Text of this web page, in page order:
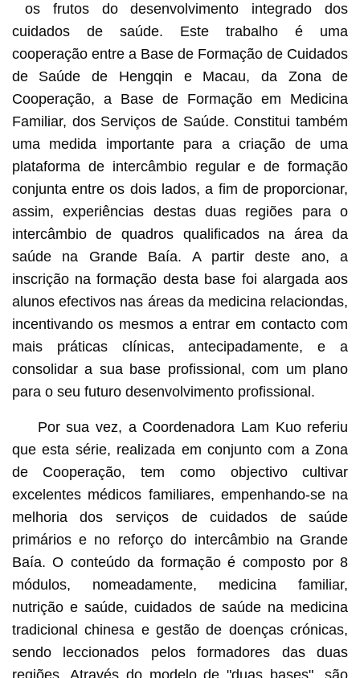
os frutos do desenvolvimento integrado dos
cuidados de saúde. Este trabalho é uma
cooperação entre a Base de Formação de Cuidados
de Saúde de Hengqin e Macau, da Zona de
Cooperação, a Base de Formação em Medicina
Familiar, dos Serviços de Saúde. Constitui também
uma medida importante para a criação de uma
plataforma de intercâmbio regular e de formação
conjunta entre os dois lados, a fim de proporcionar,
assim, experiências destas duas regiões para o
intercâmbio de quadros qualificados na área da
saúde na Grande Baía. A partir deste ano, a
inscrição na formação desta base foi alargada aos
alunos efectivos nas áreas da medicina relaciondas,
incentivando os mesmos a entrar em contacto com
mais práticas clínicas, antecipadamente, e a
consolidar a sua base profissional, com um plano
para o seu futuro desenvolvimento profissional.
Por sua vez, a Coordenadora Lam Kuo referiu
que esta série, realizada em conjunto com a Zona
de Cooperação, tem como objectivo cultivar
excelentes médicos familiares, empenhando-se na
melhoria dos serviços de cuidados de saúde
primários e no reforço do intercâmbio na Grande
Baía. O conteúdo da formação é composto por 8
módulos, nomeadamente, medicina familiar,
nutrição e saúde, cuidados de saúde na medicina
tradicional chinesa e gestão de doenças crónicas,
sendo leccionados pelos formadores das duas